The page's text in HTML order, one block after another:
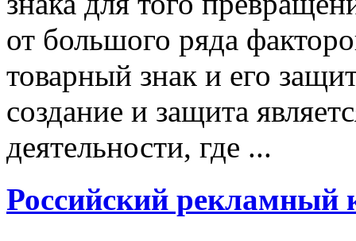
от большого ряда
товарный знак и его
создание и защита
деятельности, где ...
Российский рекламный